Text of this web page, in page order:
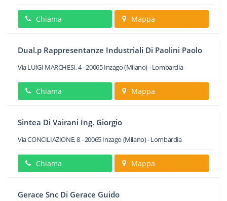
Chiama Mappa
Dual.p Rappresentanze Industriali Di Paolini Paolo
Via LUIGI MARCHESI, 4-20065Inzago(Milano) -Lombardia
Chiama Mappa
Sintea Di Vairani Ing. Giorgio
Via CONCILIAZIONE, 8-20065Inzago (Milano) -Lombardia
Chiama Mappa
Gerace Snc Di Gerace Guido